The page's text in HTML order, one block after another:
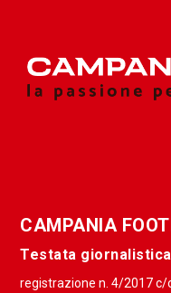
CAMPANIA
Testata giornalistica
registrazione n. 4/2017 c/